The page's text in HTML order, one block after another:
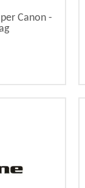
Canon -